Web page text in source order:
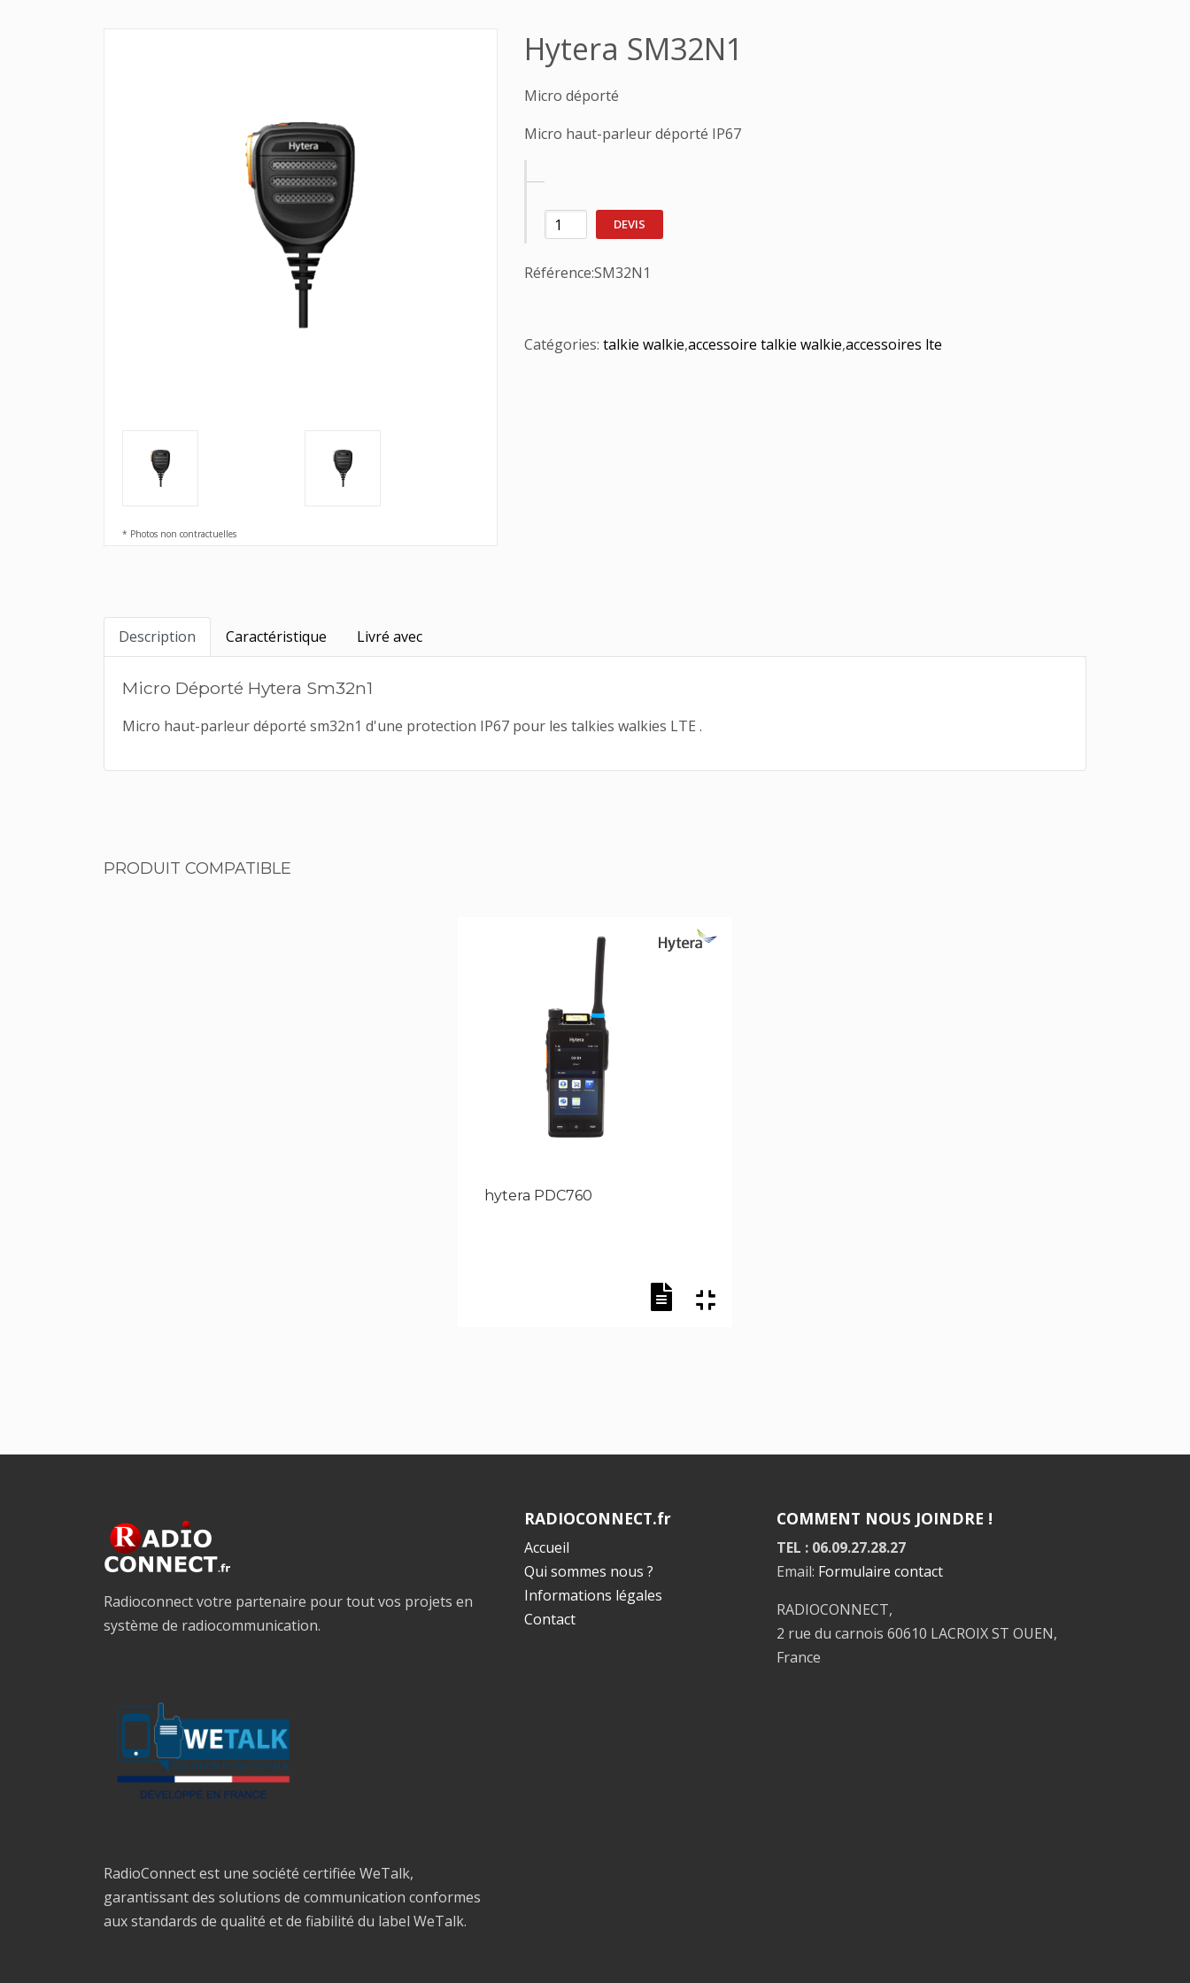
* Photos non contractuelles
Hytera SM32N1
Micro déporté
Micro haut-parleur déporté IP67
DEVIS
Référence:SM32N1
Catégories: talkie walkie,accessoire talkie walkie,accessoires lte
Description Caractéristique Livré avec
Micro Déporté Hytera Sm32n1
Micro haut-parleur déporté sm32n1 d'une protection IP67 pour les talkies walkies LTE .
PRODUIT COMPATIBLE
hytera PDC760
Radioconnect votre partenaire pour tout vos projets en
système de radiocommunication.
RadioConnect est une société certifiée WeTalk,
garantissant des solutions de communication conformes
aux standards de qualité et de fiabilité du label WeTalk.
RADIOCONNECT.fr
Accueil
Qui sommes nous ?
Informations légales
Contact
COMMENT NOUS JOINDRE !
TEL : 06.09.27.28.27
Email: Formulaire contact
RADIOCONNECT,
2 rue du carnois 60610 LACROIX ST OUEN,
France